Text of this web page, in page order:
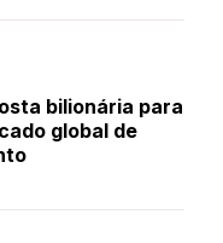
bilionária para
global de